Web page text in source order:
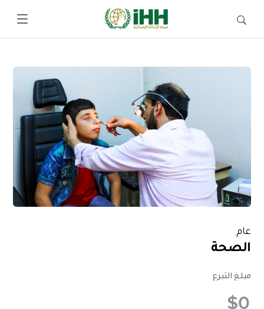
عام
الصحة
مبلغ التبرع